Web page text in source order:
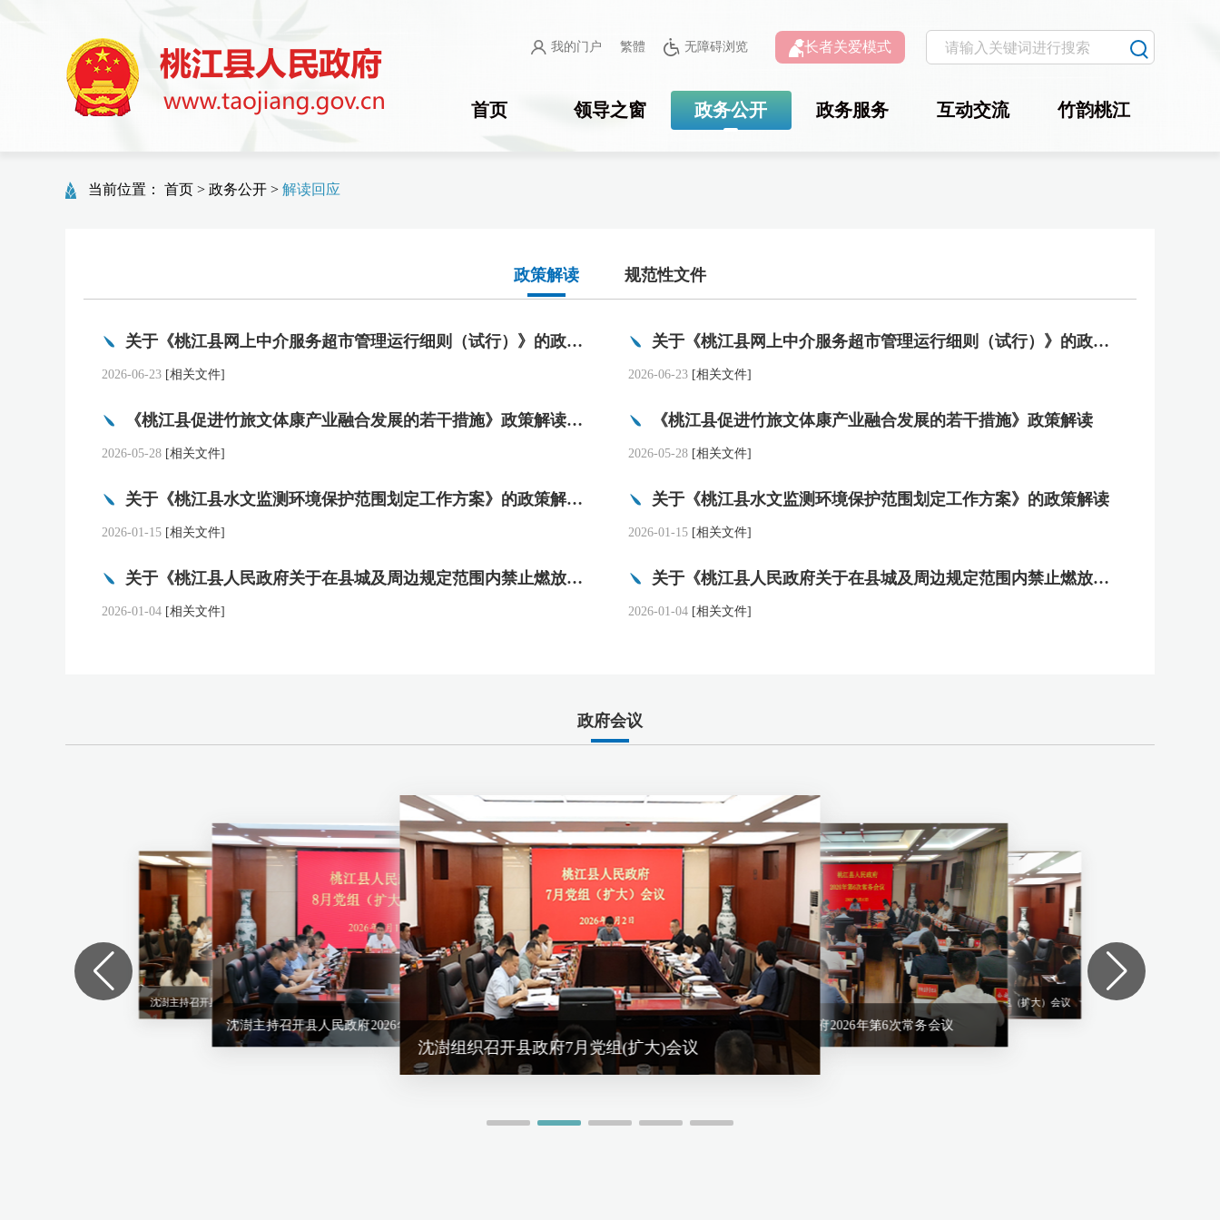
我的门户 繁體 无障碍浏览 长者关爱模式
首页 领导之窗 政务公开 政务服务 互动交流 竹韵桃江
当前位置： 首页 > 政务公开 > 解读回应
政策解读 规范性文件
关于《桃江县网上中介服务超市管理运行细则（试行）》的政策解读（音频）
2026-06-23 [相关文件]
关于《桃江县网上中介服务超市管理运行细则（试行）》的政策解读
2026-06-23 [相关文件]
《桃江县促进竹旅文体康产业融合发展的若干措施》政策解读（音频）
2026-05-28 [相关文件]
《桃江县促进竹旅文体康产业融合发展的若干措施》政策解读
2026-05-28 [相关文件]
关于《桃江县水文监测环境保护范围划定工作方案》的政策解读(音频)
2026-01-15 [相关文件]
关于《桃江县水文监测环境保护范围划定工作方案》的政策解读
2026-01-15 [相关文件]
关于《桃江县人民政府关于在县城及周边规定范围内禁止燃放烟花爆竹的通告》的政策解读(音频)
2026-01-04 [相关文件]
关于《桃江县人民政府关于在县城及周边规定范围内禁止燃放烟花爆竹的通告》的政策解读
2026-01-04 [相关文件]
政府会议
沈澍主持召开县人民政府2026年8月党组（扩大）会议
沈澍主持召开县人民政府2026年第6次常务会议
沈澍主持召开县人民政府2026年6月党组（扩大）会议
沈澍主持召开县人民政府2026年第5次常务会议
沈澍主持召开县人民政府2026年8月党组（扩大）会议
沈澍组织召开县政府7月党组(扩大)会议
沈澍主持召开县人民政府2026年第6次常务会议
沈澍主持召开县人民政府2026年6月党组（扩大）会议
沈澍主持召开县人民政府2026年第5次常务会议
沈澍主持召开县人民政府2026年8月党组（扩大）会议
沈澍主持召开县人民政府2026年第6次常务会议